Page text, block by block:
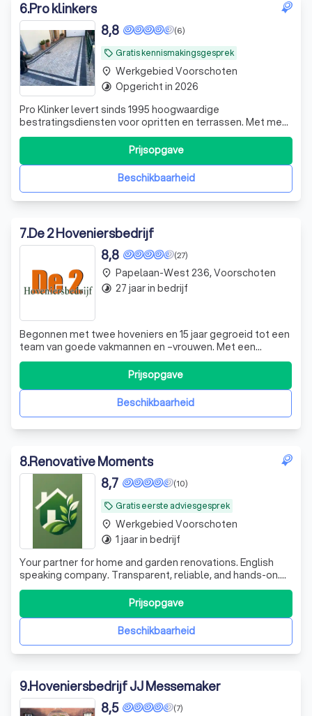
6.Pro klinkers
local_offer Gratis kennismakingsgesprek
(6)
8,8
Pro Klinker levert sinds 1995 hoogwaardige
bestratingsdiensten voor opritten en terrassen. Met meer
dan 30 jaar ervaring zijn wij gespecialiseerd in
klinkerbestrating, terrassen, opritten, looppaden en
tuinaanleg. Wij staan bekend om ons vakmanschap, het
gebruik van kwaliteitsmaterialen en een betro
Beschikbaarheid
Prijsopgave
place Werkgebied Voorschoten
timelapse Opgericht in 2026
7.De 2 Hoveniersbedrijf
(27)
8,8
Begonnen met twee hoveniers en 15 jaar gegroeid tot een
team van goede vakmannen en –vrouwen. Met een
kantoor in Delft, werkadres in Voorschoten en een
onderhoudsbus in Wassenaar is De2 Hoveniersbedrijf
altijd in de buurt voor tuinontwerp, tuinaanleg en
tuinonderhoud.
Beschikbaarheid
Prijsopgave
place Papelaan-West 236, Voorschoten
timelapse 27 jaar in bedrijf
8.Renovative Moments
local_offer Gratis eerste adviesgesprek
(10)
8,7
​Your partner for home and garden renovations. English
speaking company. Transparent, reliable, and hands-on.
Single point of contact and we handle everything.
Beschikbaarheid
Prijsopgave
place Werkgebied Voorschoten
timelapse 1 jaar in bedrijf
9.Hoveniersbedrijf JJ Messemaker
(7)
8,5